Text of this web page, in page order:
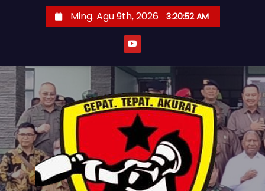
t
o
c
o
n
t
e
Ming. Agu 9th, 2026 3:20:54 AM